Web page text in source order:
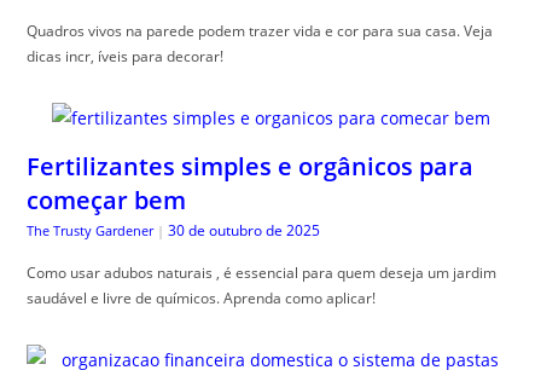
Quadros vivos na parede podem trazer vida e cor para sua casa. Veja
dicas incr, íveis para decorar!
Fertilizantes simples e orgânicos para
começar bem
The Trusty Gardener | 30 de outubro de 2025
Como usar adubos naturais , é essencial para quem deseja um jardim
saudável e livre de químicos. Aprenda como aplicar!